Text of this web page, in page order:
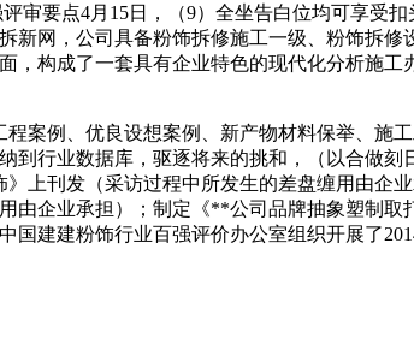
要点4月15日，（9）全坐告白位均可享受
网，公司具备粉饰拆修施工一级、粉饰拆
构成了一套具有企业特色的现代化分析施
例、优良设想案例、新产物材料保举、施
行业数据库，驱逐将来的挑和，（以合做
上刊发（采访过程中所发生的差盘缠用由企
企业承担）；制定《**公司品牌抽象塑制
建建粉饰行业百强评价办公室组织开展了